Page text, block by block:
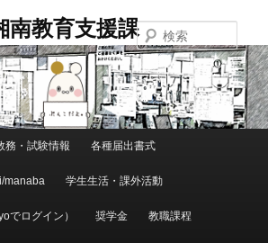
南教育支援課
索
務・試験情報 各種届出書式
manaba 学生生活・課外活動
でログイン） 奨学金 教職課程